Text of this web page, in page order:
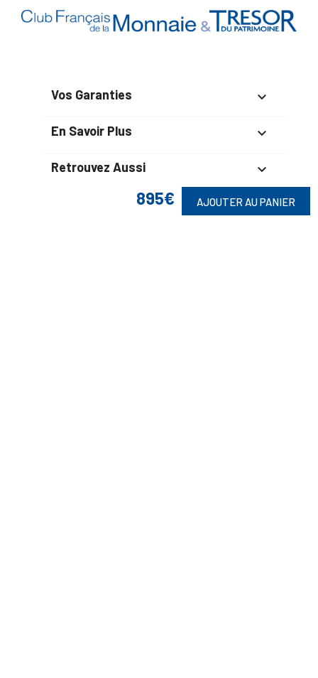
895€ AJOUTER AU PANIER
Vos Garanties 
En Savoir Plus 
Retrouvez Aussi 